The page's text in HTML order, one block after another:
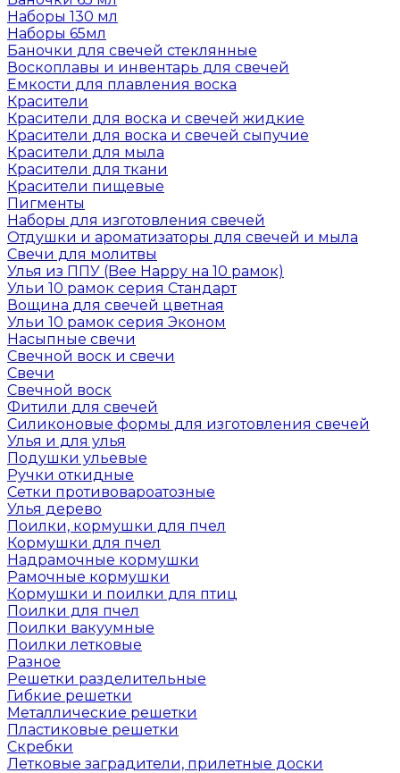
Наборы 130 мл
Наборы 65мл
Баночки для свечей стеклянные
Воскоплавы и инвентарь для свечей
Емкости для плавления воска
Красители
Красители для воска и свечей жидкие
Красители для воска и свечей сыпучие
Красители для мыла
Красители для ткани
Красители пищевые
Пигменты
Наборы для изготовления свечей
Отдушки и ароматизаторы для свечей и мыла
Свечи для молитвы
Улья из ППУ (Bee Happy на 10 рамок)
Ульи 10 рамок серия Стандарт
Вощина для свечей цветная
Ульи 10 рамок серия Эконом
Насыпные свечи
Свечной воск и свечи
Свечи
Свечной воск
Фитили для свечей
Силиконовые формы для изготовления свечей
Улья и для улья
Подушки ульевые
Ручки откидные
Сетки противовароатозные
Улья дерево
Поилки, кормушки для пчел
Кормушки для пчел
Надрамочные кормушки
Рамочные кормушки
Кормушки и поилки для птиц
Поилки для пчел
Поилки вакуумные
Поилки летковые
Разное
Решетки разделительные
Гибкие решетки
Металлические решетки
Пластиковые решетки
Скребки
Летковые заградители, прилетные доски